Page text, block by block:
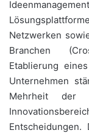
Netzwerken
Branchen
Etablierung
Unternehmen
Mehrheit der